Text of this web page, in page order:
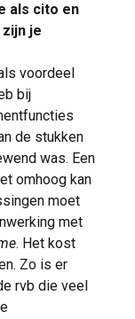
als cito en
je
voordeel
bij
de stukken
was. Een
omhoog kan
moet
met
. Het kost
Zo is er
rvb die veel